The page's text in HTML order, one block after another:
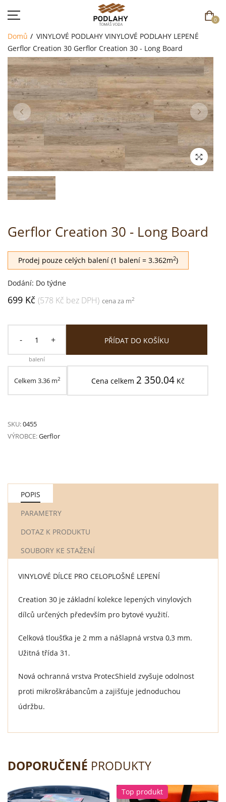
0
DOMŮ
SORTIMENT
AKCE
CENÍK
REFERENCE
SOUTĚŽ
Domů VINYLOVÉ PODLAHY VINYLOVÉ PODLAHY LEPENÉ
Gerflor Creation 30 Gerflor Creation 30 - Long Board
Gerflor Creation 30 - Long Board
Prodej pouze celých balení (1 balení = 3.362m2)
Dodání: Do týdne
699 Kč (578 Kč bez DPH) cena za m2
- +
balení
PŘÍDAT DO KOŠÍKU
Celkem 3.36 m2 Cena celkem 2 350.04Kč
SKU:0455
VÝROBCE:Gerflor
POPIS
PARAMETRY
DOTAZ K PRODUKTU
SOUBORY KE STAŽENÍ
VINYLOVÉ DÍLCE PRO CELOPLOŠNÉ LEPENÍ
Creation 30 je základní kolekce lepených vinylových
dílců určených především pro bytové využití.
Celková tloušťka je 2 mm a nášlapná vrstva 0,3 mm.
Užitná třída 31.
Nová ochranná vrstva ProtecShield zvyšuje odolnost
proti mikroškrábancům a zajišťuje jednoduchou
údržbu.
DOPORUČENÉ PRODUKTY
Top produkt